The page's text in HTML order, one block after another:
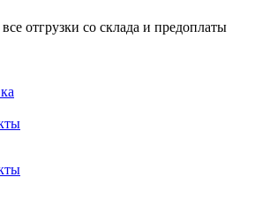
отгрузки со склада и предоплаты